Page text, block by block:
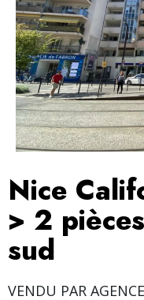
Nice
> 2
sud
VENDU PAR